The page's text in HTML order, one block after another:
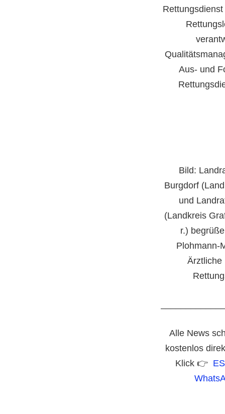
Aus- und
Bild:
Burgdorf
und
(Landkreis
r.)
Plohmann-
Ärztliche
Alle News
kostenlos
Klick 👉